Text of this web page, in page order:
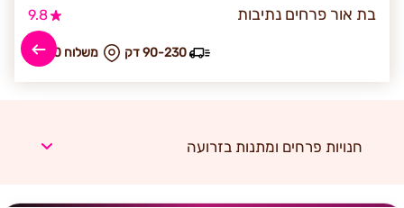
בת אור פרחים נתיבות 9.8
₪ משלוח 50 90-230 דק
חנויות פרחים ומתנות בזרועה